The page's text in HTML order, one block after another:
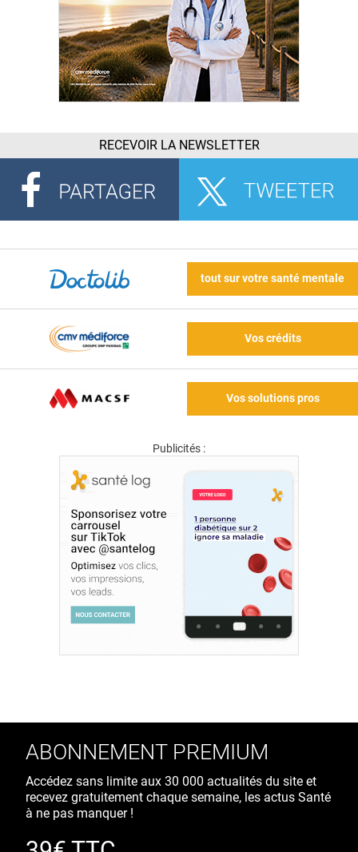
RECEVOIR LA NEWSLETTER
tout sur votre santé mentale
Vos crédits
Vos solutions pros
Publicités :
ABONNEMENT PREMIUM
Accédez sans limite aux 30 000 actualités du site et
recevez gratuitement chaque semaine, les actus Santé
à ne pas manquer !